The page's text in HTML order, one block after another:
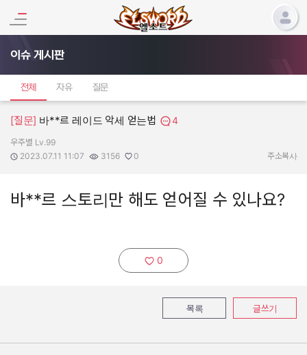
이슈 게시판
전체 자유 질문
[질문] 바**르 레이드 악세 얻는법 4
작성자:
우주별 Lv.99
작성일:
2023.07.11 11:07
조회수:
3156
추천수:
0 주소복사
바**르 스토리만 해도 얻어질 수 있나요?
추천하기:
0
목록 글쓰기